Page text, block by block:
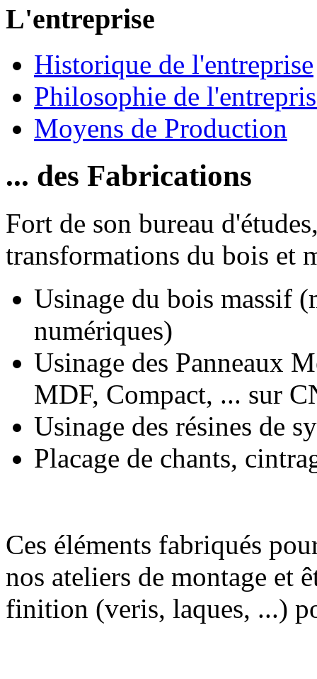
L'entreprise
Historique de l'entreprise
Philosophie de
Moyens de Production
... des Fabrications
Fort de son bureau
transformations du bois et
Usinage du bois massif
numériques)
Usinage des Panneaux
MDF, Compact, ... sur
Usinage des résines de
Placage de chants,
Ces éléments fabriqués
nos ateliers de montage et
finition (veris, laques, ...)